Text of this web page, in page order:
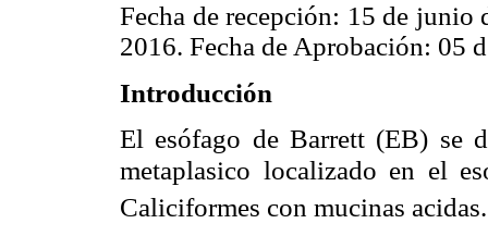
Fecha de recepción: 15 de
2016. Fecha de Aprobación: 05
Introducción
El esófago de Barrett (EB) se
metaplasico localizado en el
Caliciformes con mucinas acidas.